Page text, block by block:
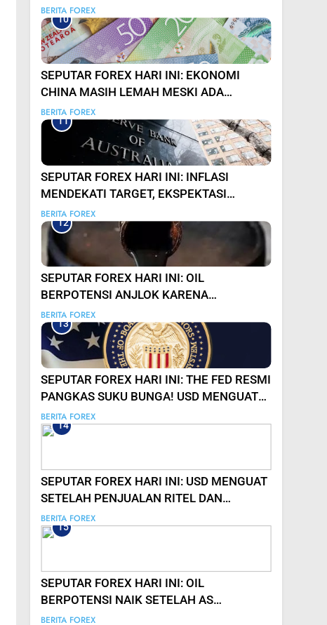
TRUMP & KETIDAKPASTIAN GLOBAL
BERITA FOREX
10
SEPUTAR FOREX HARI INI: EKONOMI
CHINA MASIH LEMAH MESKI ADA
STIMULUS
BERITA FOREX
11
SEPUTAR FOREX HARI INI: INFLASI
MENDEKATI TARGET, EKSPEKTASI
KEBIJAKAN RBA DI TAHUN DEPAN
BERITA FOREX
12
SEPUTAR FOREX HARI INI: OIL
BERPOTENSI ANJLOK KARENA
LEMAHNYA PERMINTAAN DAN KUATNYA
DOLAR!
BERITA FOREX
13
SEPUTAR FOREX HARI INI: THE FED RESMI
PANGKAS SUKU BUNGA! USD MENGUAT
SIGNIFIKAN
BERITA FOREX
14
SEPUTAR FOREX HARI INI: USD MENGUAT
SETELAH PENJUALAN RITEL DAN
EKSPEKTASI SUKU BUNGA FED
BERITA FOREX
15
SEPUTAR FOREX HARI INI: OIL
BERPOTENSI NAIK SETELAH AS
RENCANAKAN SANKSI UNTUK RUSIA
BERITA FOREX